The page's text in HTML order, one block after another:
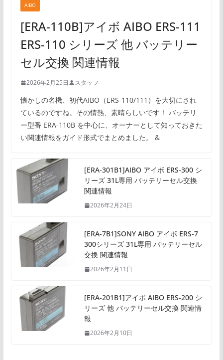
AIBO
[ERA-110B]アイボ AIBO ERS-111
ERS-110 シリーズ 他 バッテリー
セル交換 関連情報
2026年2月25日 スタッフ
懐かしの名機、初代AIBO（ERS-110/111）を大切にされ
ているのですね。その情熱、素晴らしいです！ バッテリ
ー型番 ERA-110B を中心に、オーナーとして知っておきた
い関連情報をガイド形式でまとめました。 &
[ERA-301B1]AIBO アイボ ERS-300 シ
リーズ 31L専用 バッテリーセル交換
関連情報
2026年2月24日
[ERA-7B1]SONY AIBO アイボ ERS-7
300シリーズ 31L専用 バッテリーセル
交換 関連情報
2026年2月11日
[ERA-201B1]アイボ AIBO ERS-200 シ
リーズ 他 バッテリーセル交換 関連情
報
2026年2月10日